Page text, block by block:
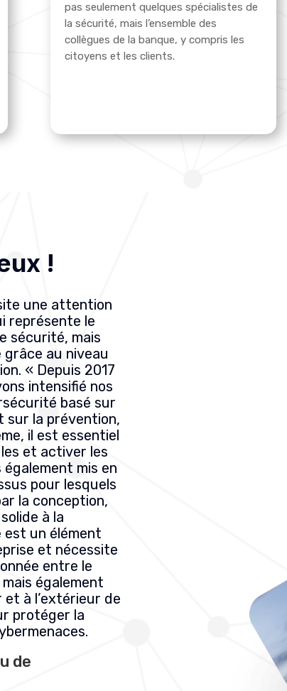
pas seulement quelques spécialistes de
la sécurité, mais l’ensemble des
collègues de la banque, y compris les
citoyens et les clients.
!
une attention
représente le
sécurité, mais
au niveau
« Depuis 2017
intensifié nos
basé sur
sur la prévention,
il est essentiel
et activer les
mis en
pour lesquels
la conception,
à la
un élément
et nécessite
entre le
également
à l’extérieur de
protéger la
de